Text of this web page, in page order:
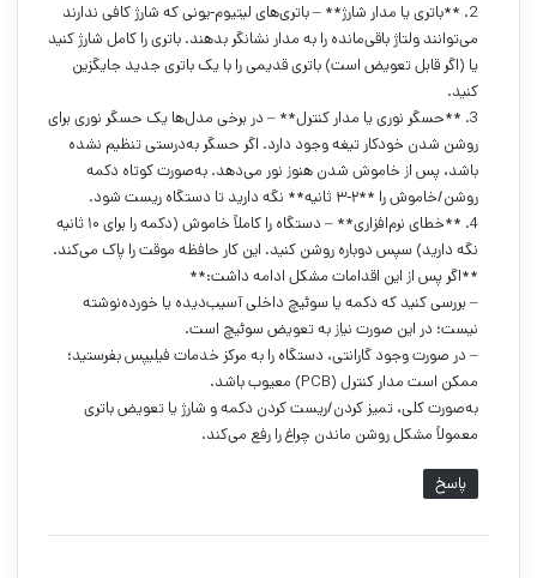
2. **باتری یا مدار شارژ** – باتری‌های لیتیوم‑یونی که شارژ کافی ندارند
می‌توانند ولتاژ باقی‌مانده را به مدار نشانگر بدهند. باتری را کامل شارژ کنید
یا (اگر قابل تعویض است) باتری قدیمی را با یک باتری جدید جایگزین
کنید.
3. **حسگر نوری یا مدار کنترل** – در برخی مدل‌ها یک حسگر نوری برای
روشن شدن خودکار تیغه وجود دارد. اگر حسگر به‌درستی تنظیم نشده
باشد، پس از خاموش شدن هنوز نور می‌دهد. به‌صورت کوتاه دکمه
روشن/خاموش را **۲‑۳ ثانیه** نگه دارید تا دستگاه ریست شود.
4. **خطای نرم‌افزاری** – دستگاه را کاملاً خاموش (دکمه را برای ۱۰ ثانیه
نگه دارید) سپس دوباره روشن کنید. این کار حافظه موقت را پاک می‌کند.
**اگر پس از این اقدامات مشکل ادامه داشت:**
– بررسی کنید که دکمه یا سوئیچ داخلی آسیب‌دیده یا خورده‌نوشته
نیست؛ در این صورت نیاز به تعویض سوئیچ است.
– در صورت وجود گارانتی، دستگاه را به مرکز خدمات فیلیپس بفرستید؛
ممکن است مدار کنترل (PCB) معیوب باشد.
به‌صورت کلی، تمیز کردن/ریست کردن دکمه و شارژ یا تعویض باتری
معمولاً مشکل روشن ماندن چراغ را رفع می‌کند.
پاسخ